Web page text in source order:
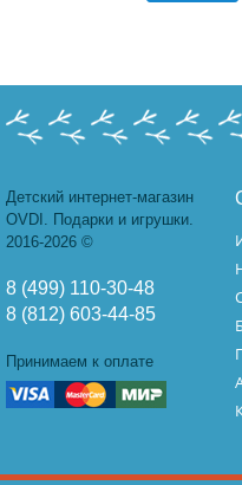
Детский интернет-магазин
OVDI. Подарки и игрушки.
2016-2026 ©
8 (499) 110-30-48
8 (812) 603-44-85
Принимаем к оплате